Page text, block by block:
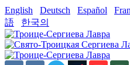
English Deutsch Español
語
한국의